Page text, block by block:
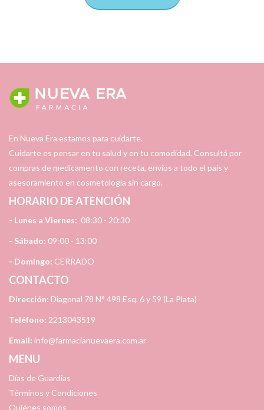
En Nueva Era estamos para cuidarte.
Cuidarte es pensar en tu salud y en tu comodidad. Consultá por
compras de medicamento con receta, envíos a todo el país y
asesoramiento en cosmetología sin cargo.
HORARIO DE ATENCIÓN
- Lunes a Viernes: 08:30 - 20:30
- Sábado: 09:00 - 13:00
- Domingo: CERRADO
CONTACTO
Dirección: Diagonal 78 N° 498 Esq. 6 y 59 (La Plata)
Teléfono: 2213043519
Email: info@farmacianuevaera.com.ar
MENU
Días de Guardias
Términos y Condiciones
Quiénes somos